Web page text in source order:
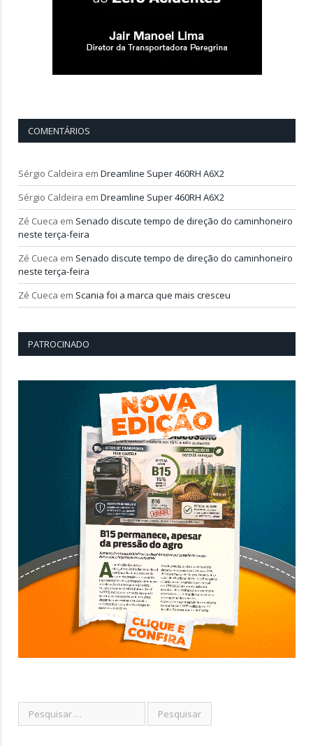
COMENTÁRIOS
Sérgio Caldeira em Dreamline Super 460RH A6X2
Sérgio Caldeira em Dreamline Super 460RH A6X2
Zé Cueca em Senado discute tempo de direção do caminhoneiro
neste terça-feira
Zé Cueca em Senado discute tempo de direção do caminhoneiro
neste terça-feira
Zé Cueca em Scania foi a marca que mais cresceu
PATROCINADO